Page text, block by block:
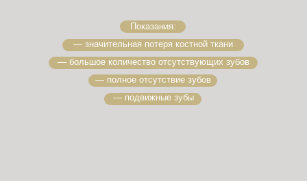
Показания:
— значительная потеря костной ткани
— большое количество отсутствующих зубов
— полное отсутствие зубов
— подвижные зубы